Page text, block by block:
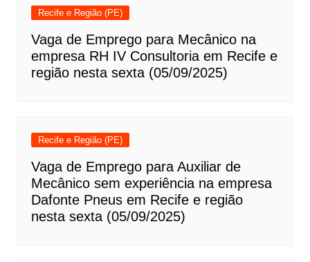
Recife e Região (PE)
Vaga de Emprego para Mecânico na
empresa RH IV Consultoria em Recife e
região nesta sexta (05/09/2025)
Recife e Região (PE)
Vaga de Emprego para Auxiliar de
Mecânico sem experiência na empresa
Dafonte Pneus em Recife e região
nesta sexta (05/09/2025)